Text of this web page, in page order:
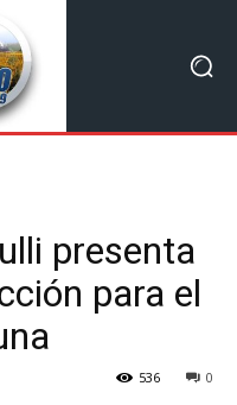
presenta
para el
0
536